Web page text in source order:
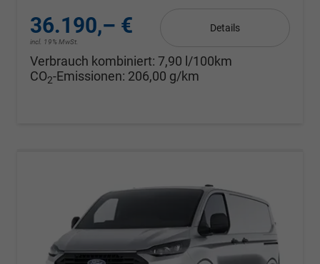
36.190,– €
incl. 19% MwSt.
Details
Verbrauch kombiniert: 7,90 l/100km
CO2-Emissionen: 206,00 g/km